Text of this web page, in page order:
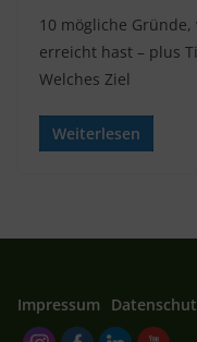
10 mögliche
erreicht hast – plus
Welches Ziel
Weiterlesen
Impressum